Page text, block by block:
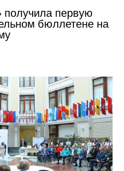
получила первую
бюллетене на